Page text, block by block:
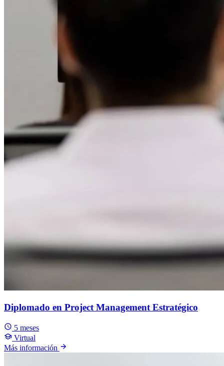
Diplomado en Project Management Estratégico
5 meses
Virtual
Más información